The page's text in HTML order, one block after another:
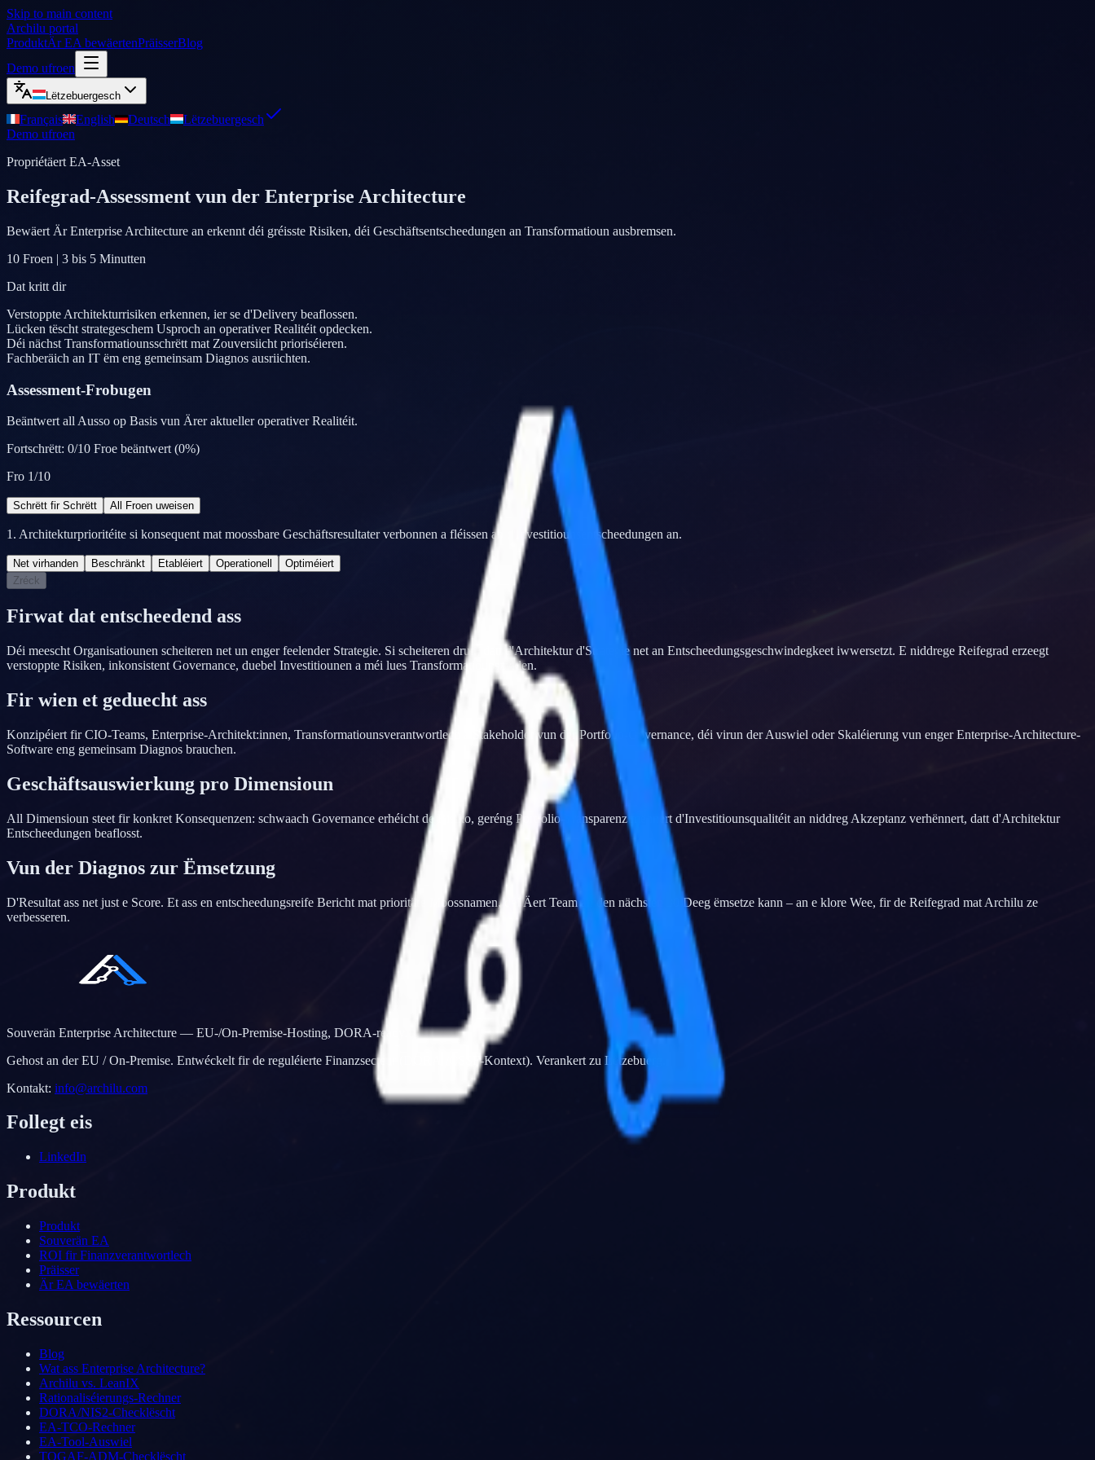
Skip to main content
Archilu portal
ProduktÄr EA bewäertenPräisserBlog
Demo ufroen
Lëtzebuergesch
Français English Deutsch
Lëtzebuergesch
Demo ufroen
Propriétäert EA-Asset
Reifegrad-Assessment vun der Enterprise Architecture
Bewäert Är Enterprise Architecture an erkennt déi gréisste Risiken, déi Geschäftsentscheedungen an Transformatioun ausbremsen.
10 Froen | 3 bis 5 Minutten
Dat kritt dir
Verstoppte Architekturrisiken erkennen, ier se d'Delivery beaflossen.
Lücken tëscht strategeschem Usproch an operativer Realitéit opdecken.
Déi nächst Transformatiounsschrëtt mat Zouversiicht prioriséieren.
Fachberäich an IT ëm eng gemeinsam Diagnos ausriichten.
Assessment-Frobugen
Beäntwert all Ausso op Basis vun Ärer aktueller operativer Realitéit.
Fortschrëtt: 0/10 Froe beäntwert (0%)
Fro 1/10
Schrëtt fir Schrëtt All Froen uweisen
1 . Architekturprioritéite si konsequent mat moossbare Geschäftsresultater verbonnen a fléissen an d'Investitiounsentscheedungen an.
Net virhanden Beschränkt Etabléiert Operationell
Optiméiert
Zréck
Firwat dat entscheedend ass
Déi meescht Organisatiounen scheiteren net un enger feelender Strategie. Si scheiteren drun, datt d'Architektur d'Strategie net an Entscheedungsgeschwindegkeet iwwersetzt. E niddrege Reifegrad erzeegt
verstoppte Risiken, inkonsistent Governance, duebel Investitiounen a méi lues Transformatiounszyklen.
Fir wien et geduecht ass
Konzipéiert fir CIO-Teams, Enterprise-Architekt:innen, Transformatiounsverantwortlech a Stakeholder vun der Portfolio-Governance, déi virun der Auswiel oder Skaléierung vun enger Enterprise-Architecture-
Software eng gemeinsam Diagnos brauchen.
Geschäftsauswierkung pro Dimensioun
All Dimensioun steet fir konkret Konsequenzen: schwaach Governance erhéicht de Risiko, geréng Portfolio-Transparenz mënnert d'Investitiounsqualitéit an niddreg Akzeptanz verhënnert, datt d'Architektur
Entscheedungen beaflosst.
Vun der Diagnos zur Ëmsetzung
D'Resultat ass net just e Score. Et ass en entscheedungsreife Bericht mat prioritäre Moossnamen, déi Äert Team an den nächsten 30 Deeg ëmsetze kann – an e klore Wee, fir de Reifegrad mat Archilu ze
verbesseren.
Souverän Enterprise Architecture — EU-/On-Premise-Hosting, DORA-ready.
Gehost an der EU / On-Premise. Entwéckelt fir de reguléierte Finanzsecteur (DORA-/CSSF-Kontext). Verankert zu Lëtzebuerg.
Kontakt: info@archilu.com
Follegt eis
LinkedIn
Produkt
Produkt
Souverän EA
ROI fir Finanzverantwortlech
Präisser
Är EA bewäerten
Ressourcen
Blog
Wat ass Enterprise Architecture?
Archilu vs. LeanIX
Rationaliséierungs-Rechner
DORA/NIS2-Checklëscht
EA-TCO-Rechner
EA-Tool-Auswiel
TOGAF-ADM-Checklëscht